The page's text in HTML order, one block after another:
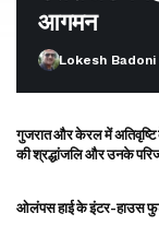
आगमन
Lokesh Badoni
गुजरात और केरल में अतिवृष्टि
की श्रद्धांजलि और उनके
ओलंपस हाई के इंटर-हाउस